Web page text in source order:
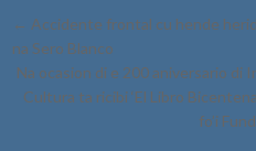
Post
navigation
← Accidente frontal cu hende
na Sero Blanco
Na ocasion di e 200 aniversario di
Cultura ta ricibi ‘El Libro
fo’i